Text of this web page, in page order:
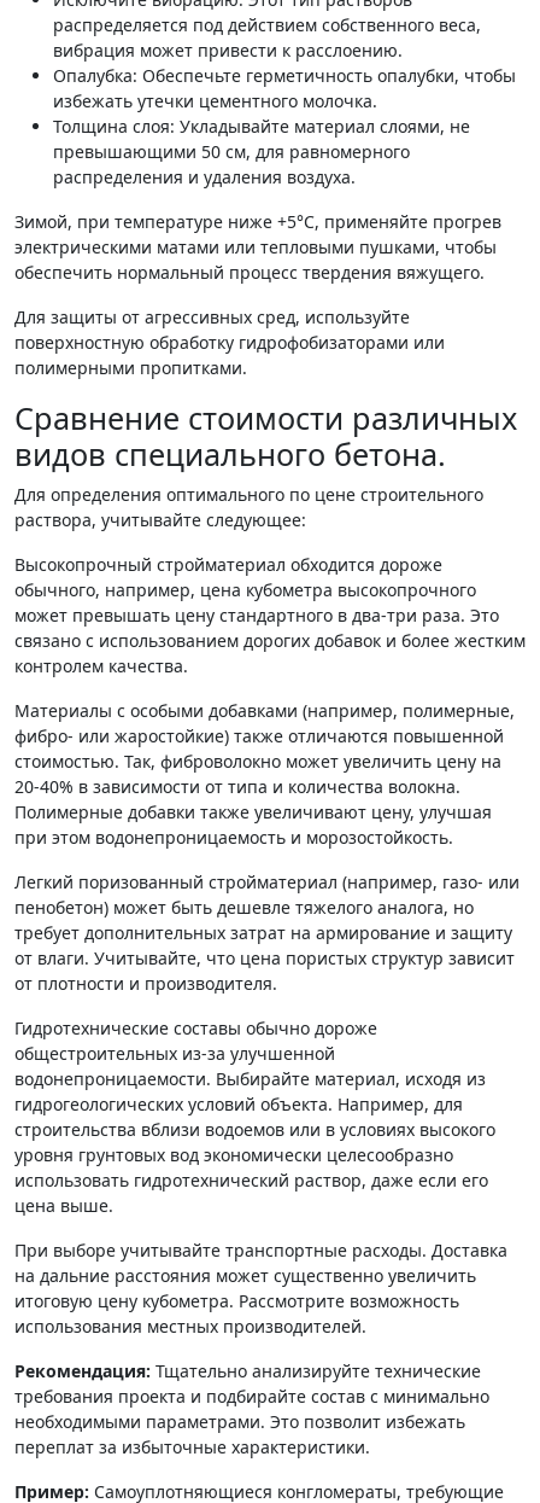
распределяется под действием собственного веса,
вибрация может привести к расслоению.
Опалубка: Обеспечьте герметичность опалубки, чтобы
избежать утечки цементного молочка.
Толщина слоя: Укладывайте материал слоями, не
превышающими 50 см, для равномерного
распределения и удаления воздуха.
Зимой, при температуре ниже +5°C, применяйте прогрев
электрическими матами или тепловыми пушками, чтобы
обеспечить нормальный процесс твердения вяжущего.
Для защиты от агрессивных сред, используйте
поверхностную обработку гидрофобизаторами или
полимерными пропитками.
Сравнение стоимости различных
видов специального бетона.
Для определения оптимального по цене строительного
раствора, учитывайте следующее:
Высокопрочный стройматериал обходится дороже
обычного, например, цена кубометра высокопрочного
может превышать цену стандартного в два-три раза. Это
связано с использованием дорогих добавок и более жестким
контролем качества.
Материалы с особыми добавками (например, полимерные,
фибро- или жаростойкие) также отличаются повышенной
стоимостью. Так, фиброволокно может увеличить цену на
20-40% в зависимости от типа и количества волокна.
Полимерные добавки также увеличивают цену, улучшая
при этом водонепроницаемость и морозостойкость.
Легкий поризованный стройматериал (например, газо- или
пенобетон) может быть дешевле тяжелого аналога, но
требует дополнительных затрат на армирование и защиту
от влаги. Учитывайте, что цена пористых структур зависит
от плотности и производителя.
Гидротехнические составы обычно дороже
общестроительных из-за улучшенной
водонепроницаемости. Выбирайте материал, исходя из
гидрогеологических условий объекта. Например, для
строительства вблизи водоемов или в условиях высокого
уровня грунтовых вод экономически целесообразно
использовать гидротехнический раствор, даже если его
цена выше.
При выборе учитывайте транспортные расходы. Доставка
на дальние расстояния может существенно увеличить
итоговую цену кубометра. Рассмотрите возможность
использования местных производителей.
Рекомендация: Тщательно анализируйте технические
требования проекта и подбирайте состав с минимально
необходимыми параметрами. Это позволит избежать
переплат за избыточные характеристики.
Пример: Самоуплотняющиеся конгломераты, требующие